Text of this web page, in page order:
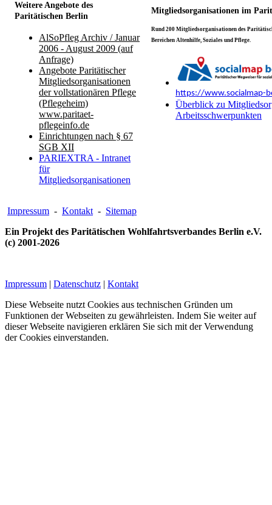
Weitere Angebote des
Paritätischen Berlin
Mitgliedsorganisationen im
AlSoPfleg Archiv / Januar
2006 - August 2009 (auf
Anfrage)
Angebote Paritätischer
Mitgliedsorganisationen
der vollstationären Pflege
(Pflegeheim)
www.paritaet-
pflegeinfo.de
Einrichtungen nach § 67
SGB XII
PARIEXTRA - Intranet
für
Mitgliedsorganisationen
Rund 200 Mitgliedsorganisationen des
Bereichen Altenhilfe, Soziales und Pflege.
https://www.socialmap-
Überblick zu
Arbeitsschwerpunkten
Impressum - Kontakt - Sitemap
Ein Projekt des Paritätischen Wohlfahrtsverbandes Berlin e.V.
(c) 2001-2026
Impressum | Datenschutz | Kontakt
Diese Webseite nutzt Cookies aus technischen Gründen um
Funktionen der Webseiten zu gewährleisten. Indem Sie weiter auf
dieser Webseite navigieren erklären Sie sich mit der Verwendung
der Cookies einverstanden.